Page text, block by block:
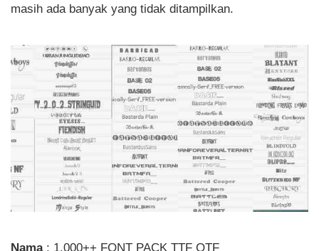
masih ada banyak yang tidak ditampilkan.
Nama: 1.000++ FONT PACK TTF OTF